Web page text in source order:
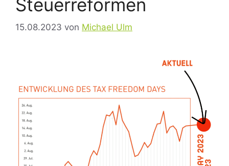
Steuerreformen
15.08.2023 von Michael Ulm